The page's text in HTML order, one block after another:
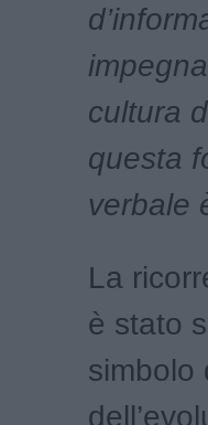
cultura
questa
verbale
La
è stato
simbolo